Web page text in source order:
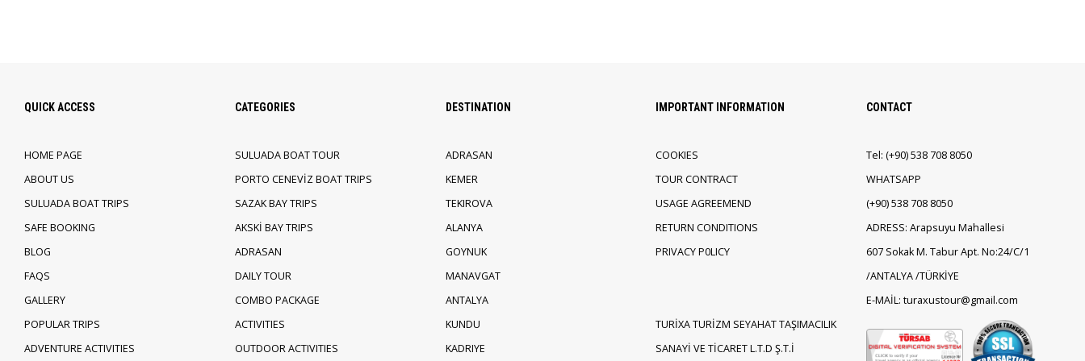
QUICK ACCESS
HOME PAGE
ABOUT US
SULUADA BOAT TRIPS
SAFE BOOKING
BLOG
FAQS
GALLERY
POPULAR TRIPS
ADVENTURE ACTIVITIES
CATEGORIES
SULUADA BOAT TOUR
PORTO CENEVİZ BOAT TRIPS
SAZAK BAY TRIPS
AKSKİ BAY TRIPS
ADRASAN
DAILY TOUR
COMBO PACKAGE
ACTIVITIES
OUTDOOR ACTIVITIES
DESTINATION
ADRASAN
KEMER
TEKIROVA
ALANYA
GOYNUK
MANAVGAT
ANTALYA
KUNDU
KADRIYE
IMPORTANT INFORMATION
COOKIES
TOUR CONTRACT
USAGE AGREEMEND
RETURN CONDITIONS
PRIVACY P0LICY
TURİXA TURİZM SEYAHAT TAŞIMACILIK
SANAYİ VE TİCARET L.T.D Ş.T.İ
CONTACT
Tel:(+90)538 708 8050
WHATSAPP
(+90)538 708 8050
ADRESS: Arapsuyu Mahallesi
607 Sokak M. Tabur Apt. No:24/C/1
/ANTALYA /TÜRKİYE
E-MAİL: turaxustour@gmail.com